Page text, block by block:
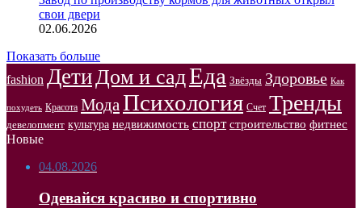
свои двери
02.06.2026
Показать больше
fashion ДетиДом и садЕда Звёзды Здоровье Как
похудеть Красота Мода Психология Счет Тренды
девелопмент культура недвижимость спорт строительство фитнес
Новые
04.08.2026
Одевайся красиво и спортивно